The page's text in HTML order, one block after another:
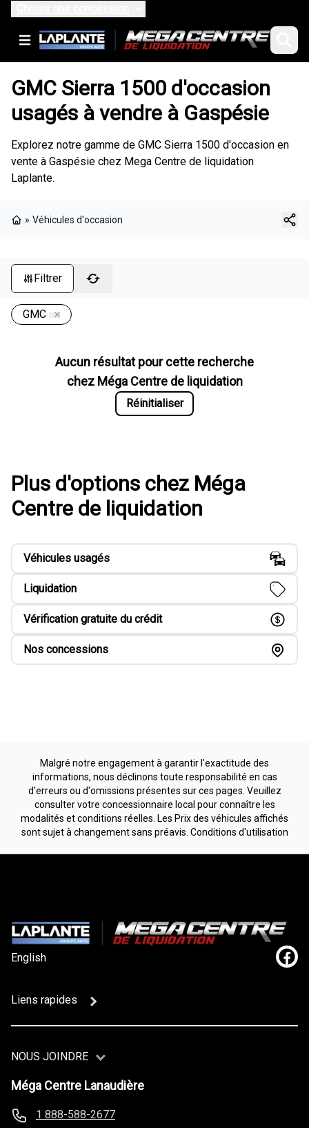
GMC Sierra 1500 d'occasion
usagés à vendre à Gaspésie
Explorez notre gamme de GMC Sierra 1500 d'occasion en
vente à Gaspésie chez Mega Centre de liquidation
Laplante.
» Véhicules d'occasion
Filtrer
GMC
Aucun résultat pour cette recherche
chez Méga Centre de liquidation
Réinitialiser
Plus d'options chez Méga
Centre de liquidation
Véhicules usagés
Liquidation
Vérification gratuite du crédit
Nos concessions
Malgré notre engagement à garantir l'exactitude des
informations, nous déclinons toute responsabilité en cas
d'erreurs ou d'omissions présentes sur ces pages. Veuillez
consulter votre concessionnaire local pour connaître les
modalités et conditions réelles. Les Prix des véhicules affichés
sont sujet à changement sans préavis. Conditions d'utilisation
English
Liens rapides
NOUS JOINDRE
Méga Centre Lanaudière
1 888-588-2677